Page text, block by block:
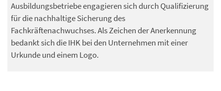
Ausbildungsbetriebe engagieren sich durch Qualifizierung
für die nachhaltige Sicherung des
Fachkräftenachwuchses. Als Zeichen der Anerkennung
bedankt sich die IHK bei den Unternehmen mit einer
Urkunde und einem Logo.